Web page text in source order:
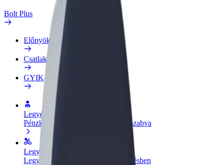
Bolt Plus
Előnyök
Csatlakozás
GYIK
Legyél sofőr
Pénzkereseti lehetőség igényeidre szabva
Legyél futár
Legyél futár és részesülj heti kifizetésben